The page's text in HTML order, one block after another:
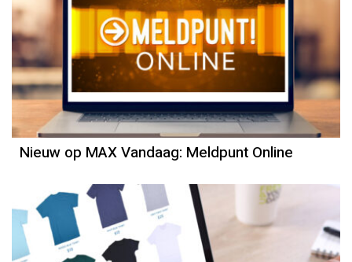
Nieuw op MAX Vandaag: Meldpunt Online